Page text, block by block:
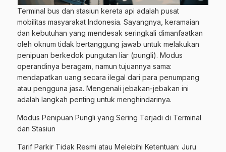
Terminal bus dan stasiun kereta api adalah pusat
mobilitas masyarakat Indonesia. Sayangnya, keramaian
dan kebutuhan yang mendesak seringkali dimanfaatkan
oleh oknum tidak bertanggung jawab untuk melakukan
penipuan berkedok pungutan liar (pungli). Modus
operandinya beragam, namun tujuannya sama:
mendapatkan uang secara ilegal dari para penumpang
atau pengguna jasa. Mengenali jebakan-jebakan ini
adalah langkah penting untuk menghindarinya.
Modus Penipuan Pungli yang Sering Terjadi di Terminal
dan Stasiun
Tarif Parkir Tidak Resmi atau Melebihi Ketentuan: Juru